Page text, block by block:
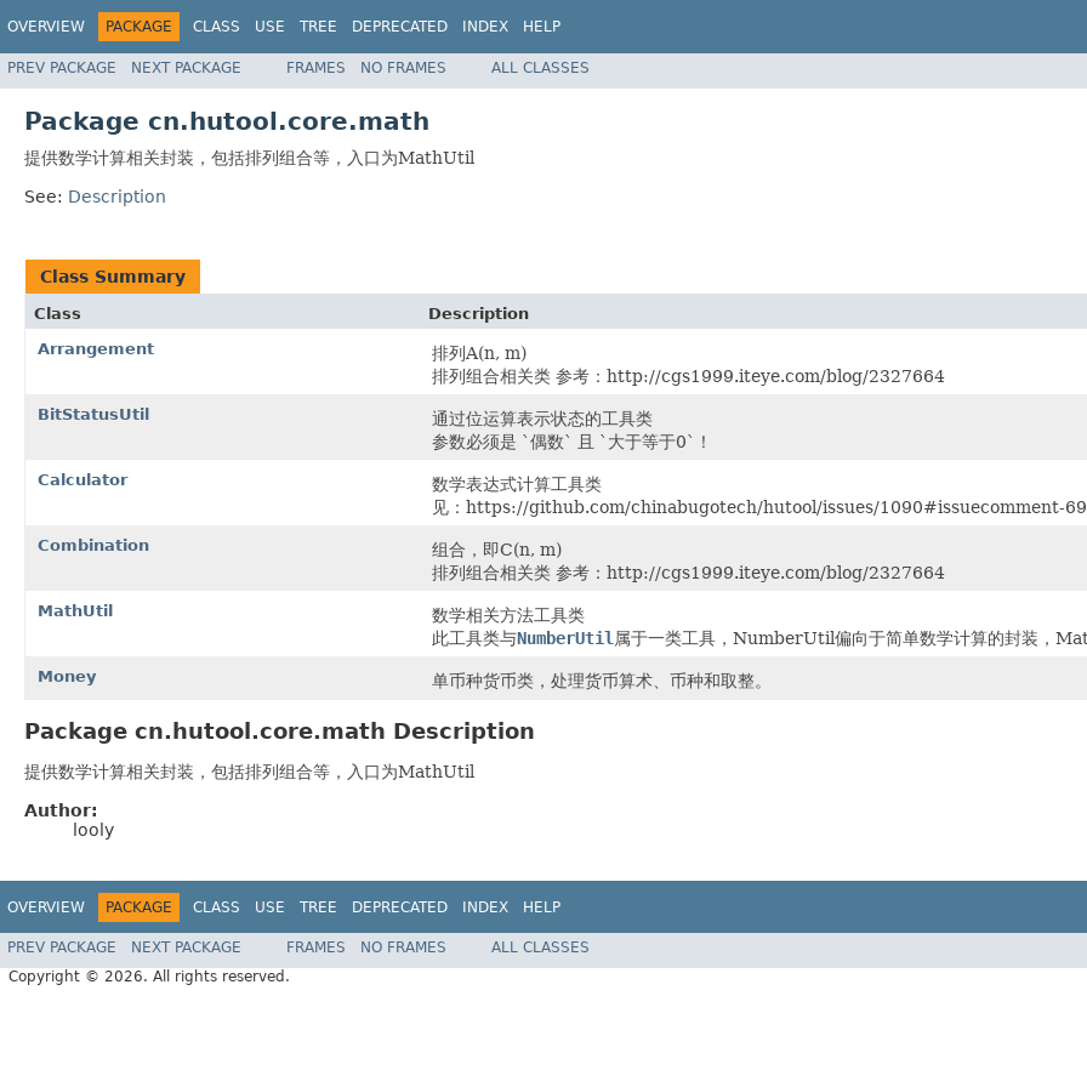
OVERVIEW PACKAGE CLASS USE TREE DEPRECATED INDEX HELP
PREV PACKAGE NEXT PACKAGE FRAMES NO FRAMES ALL CLASSES
Package cn.hutool.core.math
提供数学计算相关封装，包括排列组合等，入口为MathUtil
See: Description
Class Summary
Class
Description
Arrangement
排列A(n, m)
排列组合相关类 参考：http://cgs1999.iteye.com/blog/2327664
BitStatusUtil
通过位运算表示状态的工具类
参数必须是 `偶数` 且 `大于等于0`！
Calculator
数学表达式计算工具类
见：https://github.com/chinabugotech/hutool/issues/1090#issuecomment-
Combination
组合，即C(n, m)
排列组合相关类 参考：http://cgs1999.iteye.com/blog/2327664
MathUtil
数学相关方法工具类
此工具类与NumberUtil 属于一类工具，NumberUtil偏向于简单数学计算的封装，
Money 单币种货币类，处理货币算术、币种和取整。
Package cn.hutool.core.math Description
提供数学计算相关封装，包括排列组合等，入口为MathUtil
Author:
looly
OVERVIEW PACKAGE CLASS USE TREE DEPRECATED INDEX HELP
PREV PACKAGE NEXT PACKAGE FRAMES NO FRAMES
ALL CLASSES
Copyright © 2026. All rights reserved.